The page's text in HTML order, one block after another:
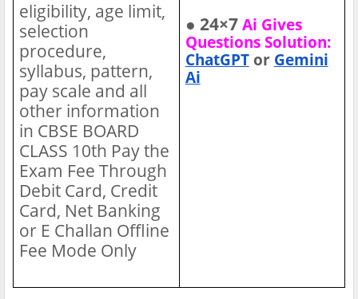
eligibility, age limit,
selection
procedure,
syllabus, pattern,
pay scale and all
other information
in CBSE BOARD
CLASS 10th Pay the
Exam Fee Through
Debit Card, Credit
Card, Net Banking
or E Challan Offline
Fee Mode Only
● 24×7Ai Gives
Questions Solution:
ChatGPT or Gemini
Ai